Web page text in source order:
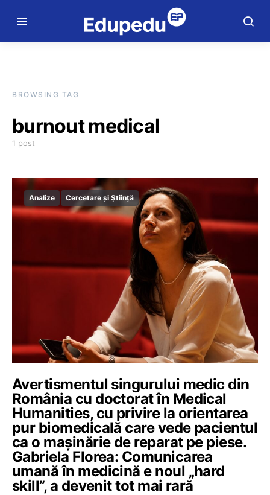
BROWSING TAG
burnout medical
1 post
Analize Cercetare și Știință
Avertismentul singurului medic din
România cu doctorat în Medical
Humanities, cu privire la orientarea
pur biomedicală care vede pacientul
ca o mașinărie de reparat pe piese.
Gabriela Florea: Comunicarea
umană în medicină e noul „hard
skill”, a devenit tot mai rară